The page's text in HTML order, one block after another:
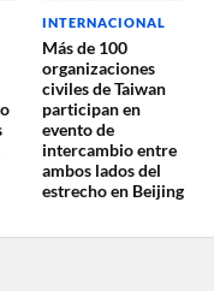
INTERNACIONAL
Más de 100
organizaciones
civiles de Taiwan
participan en
evento de
intercambio entre
ambos lados del
estrecho en Beijing